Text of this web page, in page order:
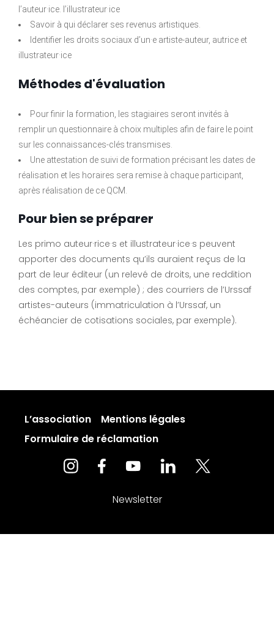
l’auteur·ice. l’illustrateur·ice
Savoir à qui déclarer ses revenus artistiques.
Identifier les droits sociaux d’un·e artiste-auteur, autrice et
illustrateur·ice
Méthodes d'évaluation
Pour finir la formation, les stagiaires seront invités à
remplir un questionnaire à choix multiples afin de faire le point
sur les connaissances-clés transmises.
Une attestation de suivi de formation précisant les dates de
réalisation et les horaires sera remise à chaque participant,
après réalisation de ce QCM.
Pour bien se préparer
Les primo auteur·rice·s et illustrateur·ice·s peuvent
apporter des documents qu’ils auraient reçus de la
part de leur éditeur (un relevé de droits, une reddition
des comptes, par exemple) ; des courriers de l’Urssaf
artistes-auteurs (immatriculation à l’Urssaf, un
échéancier de cotisations sociales, par exemple).
L’association
Mentions légales
Formulaire de réclamation
Newsletter